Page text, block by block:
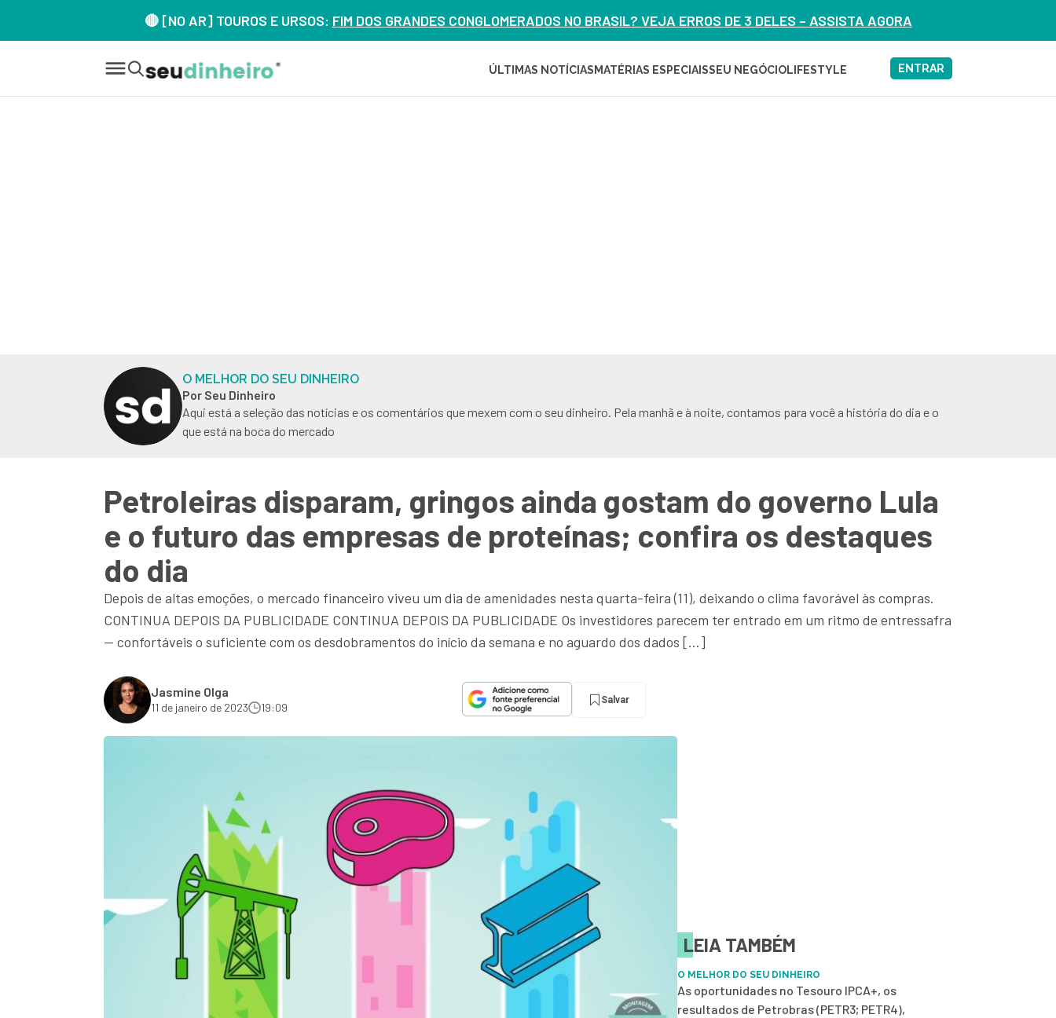
🔴 [NO AR] TOUROS E URSOS: FIM DOS GRANDES CONGLOMERADOS NO BRASIL? VEJA ERROS DE 3 DELES – ASSISTA AGORA
ÚLTIMAS NOTÍCIAS MATÉRIAS ESPECIAISSEU NEGÓCIOLIFESTYLE ENTRAR
O MELHOR DO SEU DINHEIRO
Por Seu Dinheiro
Aqui está a seleção das notícias e os comentários que mexem com o seu dinheiro. Pela manhã e à noite, contamos para você a história do dia e o
que está na boca do mercado
Petroleiras disparam, gringos ainda gostam do governo Lula
e o futuro das empresas de proteínas; confira os destaques
do dia
Depois de altas emoções, o mercado financeiro viveu um dia de amenidades nesta quarta-feira (11), deixando o clima favorável às compras.
CONTINUA DEPOIS DA PUBLICIDADE CONTINUA DEPOIS DA PUBLICIDADE Os investidores parecem ter entrado em um ritmo de entressafra
— confortáveis o suficiente com os desdobramentos do início da semana e no aguardo dos dados […]
Jasmine Olga
11 de janeiro de 2023 19:09
Salvar
LEIA TAMBÉM
O MELHOR DO SEU DINHEIRO
As oportunidades no Tesouro IPCA+, os
resultados de Petrobras (PETR3; PETR4),